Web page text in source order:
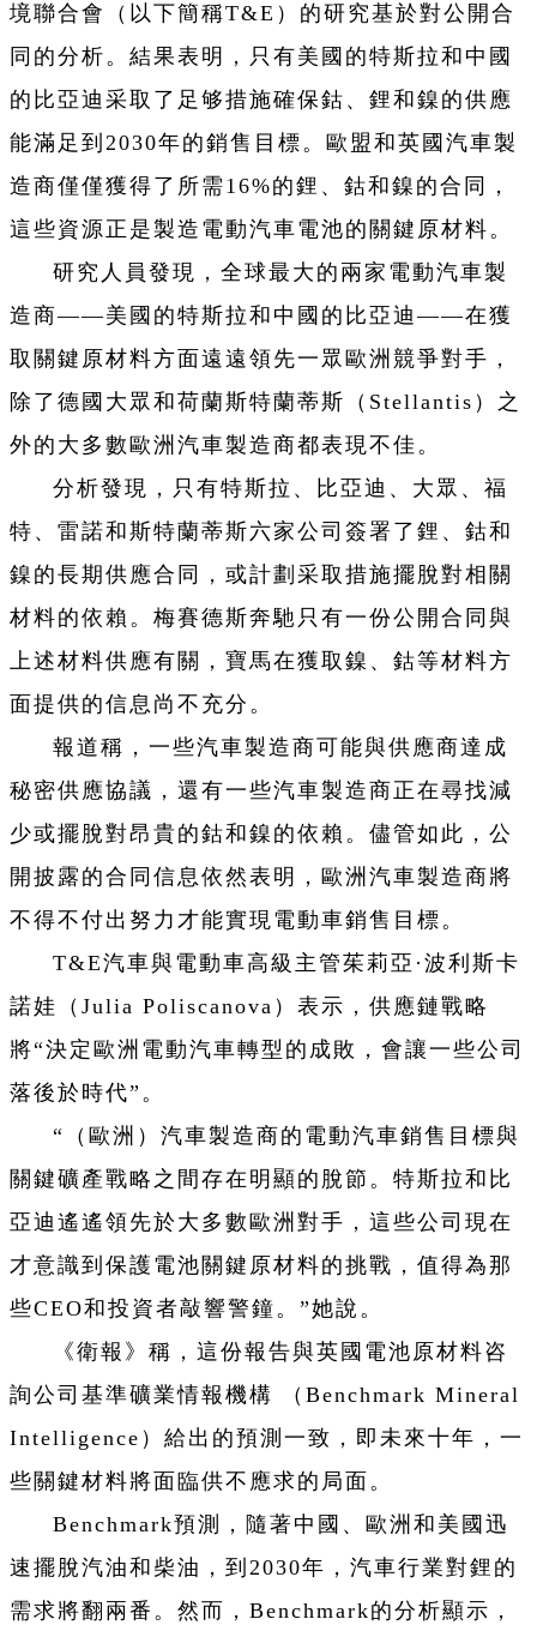
境聯合會（以下簡稱T&E）的研究基於對公開合
同的分析。結果表明，只有美國的特斯拉和中國
的比亞迪采取了足够措施確保鈷、鋰和鎳的供應
能滿足到2030年的銷售目標。歐盟和英國汽車製
造商僅僅獲得了所需16%的鋰、鈷和鎳的合同，
這些資源正是製造電動汽車電池的關鍵原材料。
研究人員發現，全球最大的兩家電動汽車製
造商——美國的特斯拉和中國的比亞迪——在獲
取關鍵原材料方面遠遠領先一眾歐洲競爭對手，
除了德國大眾和荷蘭斯特蘭蒂斯（Stellantis）之
外的大多數歐洲汽車製造商都表現不佳。
分析發現，只有特斯拉、比亞迪、大眾、福
特、雷諾和斯特蘭蒂斯六家公司簽署了鋰、鈷和
鎳的長期供應合同，或計劃采取措施擺脫對相關
材料的依賴。梅賽德斯奔馳只有一份公開合同與
上述材料供應有關，寶馬在獲取鎳、鈷等材料方
面提供的信息尚不充分。
報道稱，一些汽車製造商可能與供應商達成
秘密供應協議，還有一些汽車製造商正在尋找減
少或擺脫對昂貴的鈷和鎳的依賴。儘管如此，公
開披露的合同信息依然表明，歐洲汽車製造商將
不得不付出努力才能實現電動車銷售目標。
T&E汽車與電動車高級主管茱莉亞·波利斯卡
諾娃（Julia Poliscanova）表示，供應鏈戰略
將“決定歐洲電動汽車轉型的成敗，會讓一些公司
落後於時代”。
“（歐洲）汽車製造商的電動汽車銷售目標與
關鍵礦產戰略之間存在明顯的脫節。特斯拉和比
亞迪遙遙領先於大多數歐洲對手，這些公司現在
才意識到保護電池關鍵原材料的挑戰，值得為那
些CEO和投資者敲響警鐘。”她說。
《衛報》稱，這份報告與英國電池原材料咨
詢公司基準礦業情報機構 （Benchmark Mineral
Intelligence）給出的預測一致，即未來十年，一
些關鍵材料將面臨供不應求的局面。
Benchmark預測，隨著中國、歐洲和美國迅
速擺脫汽油和柴油，到2030年，汽車行業對鋰的
需求將翻兩番。然而，Benchmark的分析顯示，